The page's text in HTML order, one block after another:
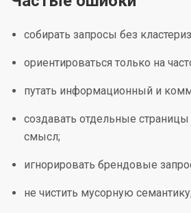
собирать запросы без
ориентироваться только на
путать информационный и
создавать отдельные
смысл;
игнорировать брендовые
не чистить мусорную семантику;